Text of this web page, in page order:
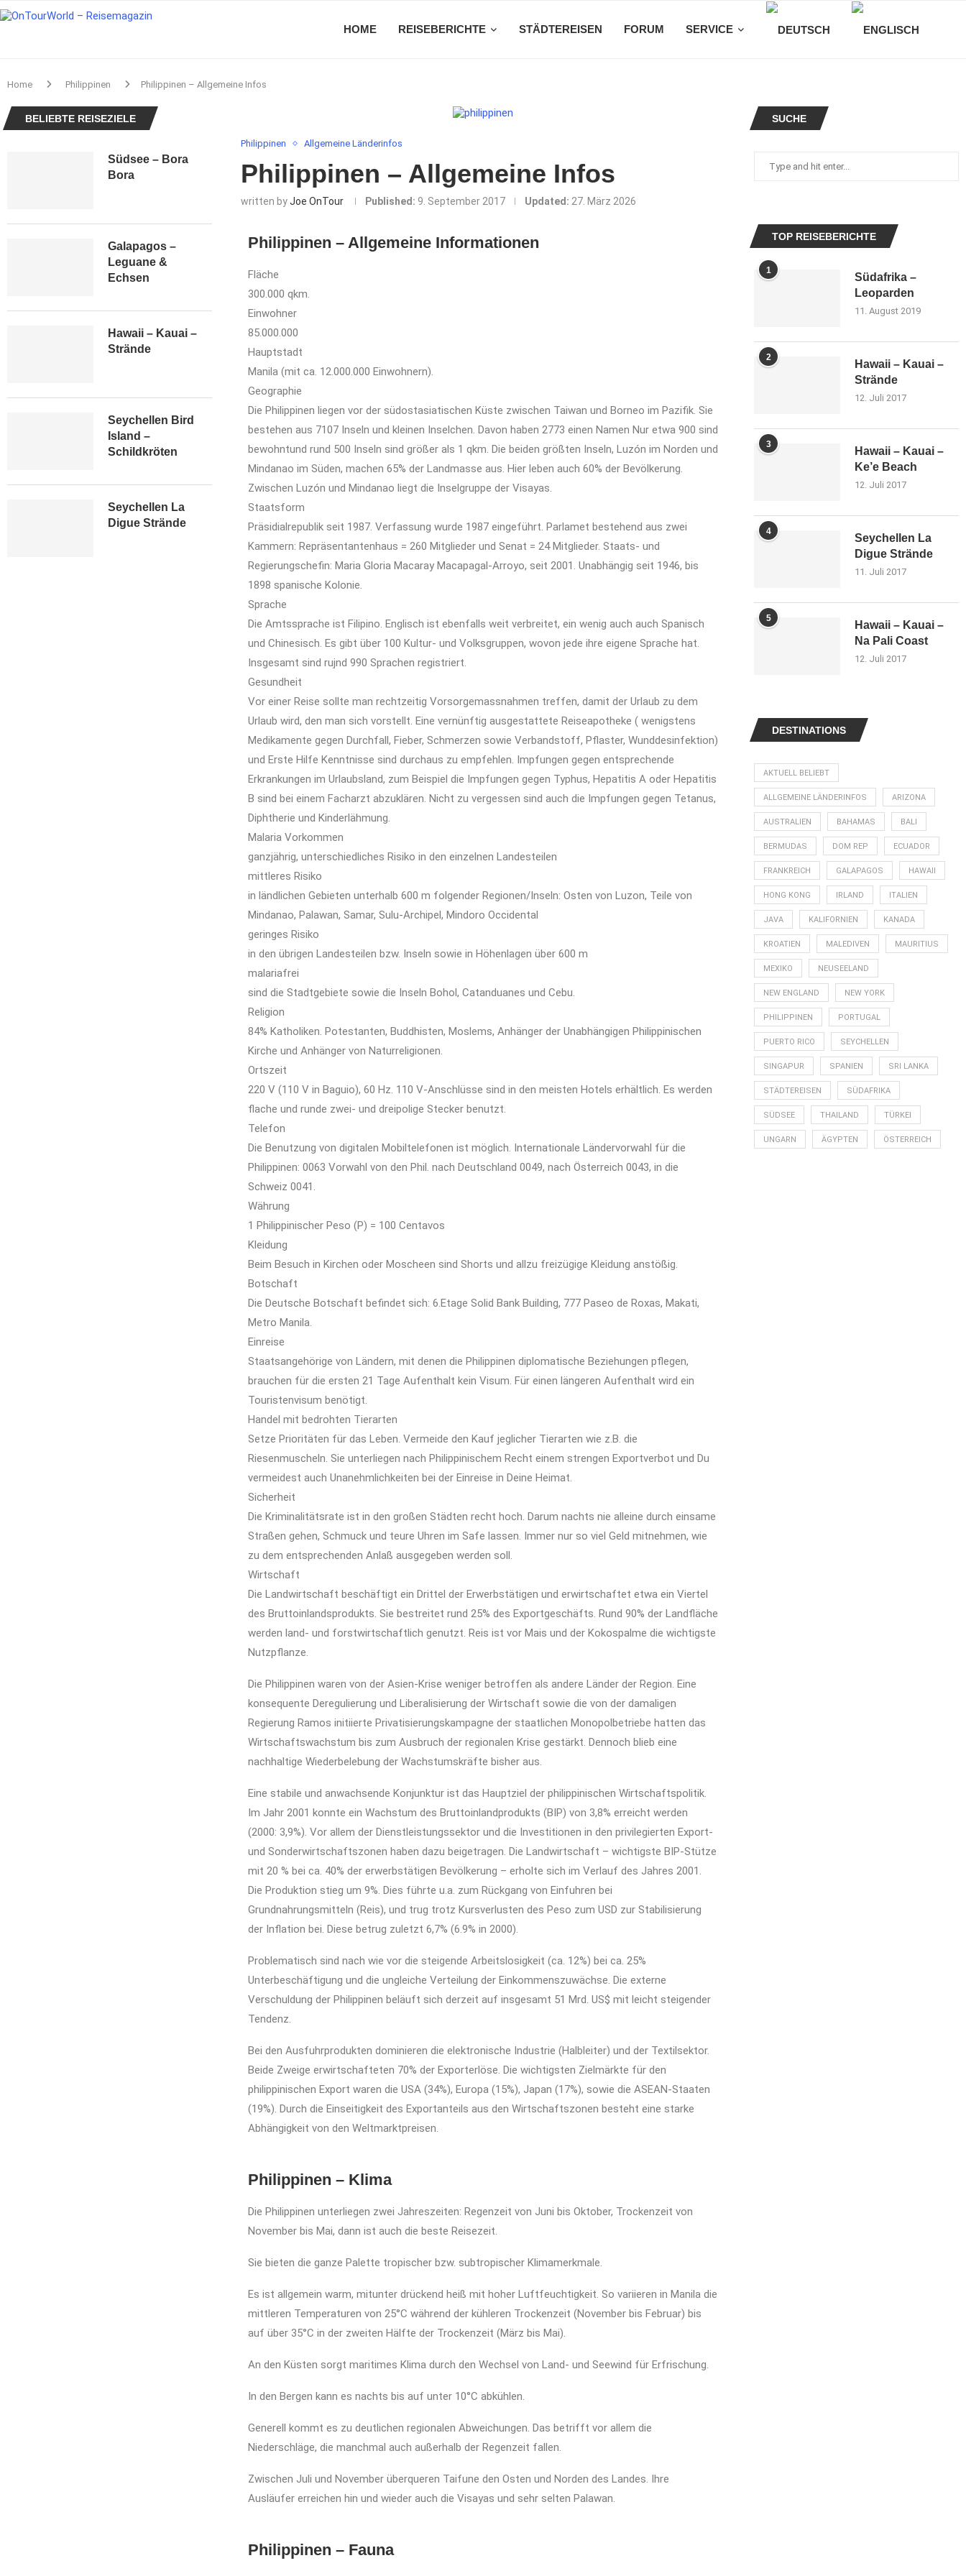
HOME REISEBERICHTE STÄDTEREISEN FORUM SERVICE
Home Philippinen Philippinen – Allgemeine Infos
Philippinen Allgemeine Länderinfos
Philippinen – Allgemeine Infos
written byJoe OnTour Published: 9. September 2017 Updated: 27. März 2026
Philippinen – Allgemeine Informationen
Fläche
300.000 qkm.
Einwohner
85.000.000
Hauptstadt
Manila (mit ca. 12.000.000 Einwohnern).
Geographie
Die Philippinen liegen vor der südostasiatischen Küste zwischen Taiwan und Borneo im Pazifik. Sie
bestehen aus 7107 Inseln und kleinen Inselchen. Davon haben 2773 einen Namen Nur etwa 900 sind
bewohntund rund 500 Inseln sind größer als 1 qkm. Die beiden größten Inseln, Luzón im Norden und
Mindanao im Süden, machen 65% der Landmasse aus. Hier leben auch 60% der Bevölkerung.
Zwischen Luzón und Mindanao liegt die Inselgruppe der Visayas.
Staatsform
Präsidialrepublik seit 1987. Verfassung wurde 1987 eingeführt. Parlamet bestehend aus zwei
Kammern: Repräsentantenhaus = 260 Mitglieder und Senat = 24 Mitglieder. Staats- und
Regierungschefin: Maria Gloria Macaray Macapagal-Arroyo, seit 2001. Unabhängig seit 1946, bis
1898 spanische Kolonie.
Sprache
Die Amtssprache ist Filipino. Englisch ist ebenfalls weit verbreitet, ein wenig auch auch Spanisch
und Chinesisch. Es gibt über 100 Kultur- und Volksgruppen, wovon jede ihre eigene Sprache hat.
Insgesamt sind rujnd 990 Sprachen registriert.
Gesundheit
Vor einer Reise sollte man rechtzeitig Vorsorgemassnahmen treffen, damit der Urlaub zu dem
Urlaub wird, den man sich vorstellt. Eine vernünftig ausgestattete Reiseapotheke ( wenigstens
Medikamente gegen Durchfall, Fieber, Schmerzen sowie Verbandstoff, Pflaster, Wunddesinfektion)
und Erste Hilfe Kenntnisse sind durchaus zu empfehlen. Impfungen gegen entsprechende
Erkrankungen im Urlaubsland, zum Beispiel die Impfungen gegen Typhus, Hepatitis A oder Hepatitis
B sind bei einem Facharzt abzuklären. Nicht zu vergessen sind auch die Impfungen gegen Tetanus,
Diphtherie und Kinderlähmung.
Malaria Vorkommen
ganzjährig, unterschiedliches Risiko in den einzelnen Landesteilen
mittleres Risiko
in ländlichen Gebieten unterhalb 600 m folgender Regionen/Inseln: Osten von Luzon, Teile von
Mindanao, Palawan, Samar, Sulu-Archipel, Mindoro Occidental
geringes Risiko
in den übrigen Landesteilen bzw. Inseln sowie in Höhenlagen über 600 m
malariafrei
sind die Stadtgebiete sowie die Inseln Bohol, Catanduanes und Cebu.
Religion
84% Katholiken. Potestanten, Buddhisten, Moslems, Anhänger der Unabhängigen Philippinischen
Kirche und Anhänger von Naturreligionen.
Ortszeit
220 V (110 V in Baguio), 60 Hz. 110 V-Anschlüsse sind in den meisten Hotels erhältlich. Es werden
flache und runde zwei- und dreipolige Stecker benutzt.
Telefon
Die Benutzung von digitalen Mobiltelefonen ist möglich. Internationale Ländervorwahl für die
Philippinen: 0063 Vorwahl von den Phil. nach Deutschland 0049, nach Österreich 0043, in die
Schweiz 0041.
Währung
1 Philippinischer Peso (P) = 100 Centavos
Kleidung
Beim Besuch in Kirchen oder Moscheen sind Shorts und allzu freizügige Kleidung anstößig.
Botschaft
Die Deutsche Botschaft befindet sich: 6.Etage Solid Bank Building, 777 Paseo de Roxas, Makati,
Metro Manila.
Einreise
Staatsangehörige von Ländern, mit denen die Philippinen diplomatische Beziehungen pflegen,
brauchen für die ersten 21 Tage Aufenthalt kein Visum. Für einen längeren Aufenthalt wird ein
Touristenvisum benötigt.
Handel mit bedrohten Tierarten
Setze Prioritäten für das Leben. Vermeide den Kauf jeglicher Tierarten wie z.B. die
Riesenmuscheln. Sie unterliegen nach Philippinischem Recht einem strengen Exportverbot und Du
vermeidest auch Unanehmlichkeiten bei der Einreise in Deine Heimat.
Sicherheit
Die Kriminalitätsrate ist in den großen Städten recht hoch. Darum nachts nie alleine durch einsame
Straßen gehen, Schmuck und teure Uhren im Safe lassen. Immer nur so viel Geld mitnehmen, wie
zu dem entsprechenden Anlaß ausgegeben werden soll.
Wirtschaft
Die Landwirtschaft beschäftigt ein Drittel der Erwerbstätigen und erwirtschaftet etwa ein Viertel
des Bruttoinlandsprodukts. Sie bestreitet rund 25% des Exportgeschäfts. Rund 90% der Landfläche
werden land- und forstwirtschaftlich genutzt. Reis ist vor Mais und der Kokospalme die wichtigste
Nutzpflanze.
Die Philippinen waren von der Asien-Krise weniger betroffen als andere Länder der Region. Eine
konsequente Deregulierung und Liberalisierung der Wirtschaft sowie die von der damaligen
Regierung Ramos initiierte Privatisierungskampagne der staatlichen Monopolbetriebe hatten das
Wirtschaftswachstum bis zum Ausbruch der regionalen Krise gestärkt. Dennoch blieb eine
nachhaltige Wiederbelebung der Wachstumskräfte bisher aus.
Eine stabile und anwachsende Konjunktur ist das Hauptziel der philippinischen Wirtschaftspolitik.
Im Jahr 2001 konnte ein Wachstum des Bruttoinlandprodukts (BIP) von 3,8% erreicht werden
(2000: 3,9%). Vor allem der Dienstleistungssektor und die Investitionen in den privilegierten Export-
und Sonderwirtschaftszonen haben dazu beigetragen. Die Landwirtschaft – wichtigste BIP-Stütze
mit 20 % bei ca. 40% der erwerbstätigen Bevölkerung – erholte sich im Verlauf des Jahres 2001.
Die Produktion stieg um 9%. Dies führte u.a. zum Rückgang von Einfuhren bei
Grundnahrungsmitteln (Reis), und trug trotz Kursverlusten des Peso zum USD zur Stabilisierung
der Inflation bei. Diese betrug zuletzt 6,7% (6.9% in 2000).
Problematisch sind nach wie vor die steigende Arbeitslosigkeit (ca. 12%) bei ca. 25%
Unterbeschäftigung und die ungleiche Verteilung der Einkommenszuwächse. Die externe
Verschuldung der Philippinen beläuft sich derzeit auf insgesamt 51 Mrd. US$ mit leicht steigender
Tendenz.
Bei den Ausfuhrprodukten dominieren die elektronische Industrie (Halbleiter) und der Textilsektor.
Beide Zweige erwirtschafteten 70% der Exporterlöse. Die wichtigsten Zielmärkte für den
philippinischen Export waren die USA (34%), Europa (15%), Japan (17%), sowie die ASEAN-Staaten
(19%). Durch die Einseitigkeit des Exportanteils aus den Wirtschaftszonen besteht eine starke
Abhängigkeit von den Weltmarktpreisen.
Philippinen – Klima
Die Philippinen unterliegen zwei Jahreszeiten: Regenzeit von Juni bis Oktober, Trockenzeit von
November bis Mai, dann ist auch die beste Reisezeit.
Sie bieten die ganze Palette tropischer bzw. subtropischer Klimamerkmale.
Es ist allgemein warm, mitunter drückend heiß mit hoher Luftfeuchtigkeit. So variieren in Manila die
mittleren Temperaturen von 25°C während der kühleren Trockenzeit (November bis Februar) bis
auf über 35°C in der zweiten Hälfte der Trockenzeit (März bis Mai).
An den Küsten sorgt maritimes Klima durch den Wechsel von Land- und Seewind für Erfrischung.
In den Bergen kann es nachts bis auf unter 10°C abkühlen.
Generell kommt es zu deutlichen regionalen Abweichungen. Das betrifft vor allem die
Niederschläge, die manchmal auch außerhalb der Regenzeit fallen.
Zwischen Juli und November überqueren Taifune den Osten und Norden des Landes. Ihre
Ausläufer erreichen hin und wieder auch die Visayas und sehr selten Palawan.
Philippinen – Fauna
SUCHE
TOP REISEBERICHTE
1
Südafrika –
Leoparden
11. August 2019
2
Hawaii – Kauai –
Strände
12. Juli 2017
3
Hawaii – Kauai –
Ke’e Beach
12. Juli 2017
4
Seychellen La
Digue Strände
11. Juli 2017
5
Hawaii – Kauai –
Na Pali Coast
12. Juli 2017
DESTINATIONS
AKTUELL BELIEBT
ALLGEMEINE LÄNDERINFOS ARIZONA
AUSTRALIEN BAHAMAS BALI
BERMUDAS DOM REP ECUADOR
FRANKREICH GALAPAGOS HAWAII
HONG KONG IRLAND ITALIEN
JAVA KALIFORNIEN KANADA
KROATIEN MALEDIVEN MAURITIUS
MEXIKO NEUSEELAND
NEW ENGLAND NEW YORK
PHILIPPINEN PORTUGAL
PUERTO RICO SEYCHELLEN
SINGAPUR SPANIEN SRI LANKA
STÄDTEREISEN SÜDAFRIKA
SÜDSEE THAILAND TÜRKEI
UNGARN ÄGYPTEN ÖSTERREICH
BELIEBTE REISEZIELE
Südsee – Bora
Bora
Galapagos –
Leguane &
Echsen
Hawaii – Kauai –
Strände
Seychellen Bird
Island –
Schildkröten
Seychellen La
Digue Strände